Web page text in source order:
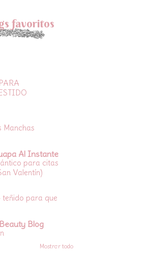
favoritos
Manchas
Al Instante
para citas
Valentín)
teñido para que
Blog
Mostrar todo